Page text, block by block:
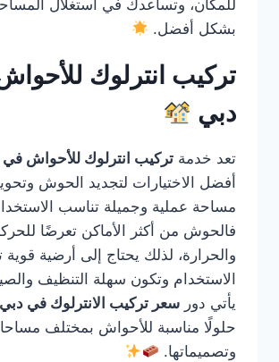
للمكان، وتساعدك في استغلال
بشكل أفضل.
تركيب انترلوك
دبي
تعد خدمة تركيب انترلوك للأحواش
أفضل الاختيارات لتجديد الحوش
مساحة عملية وجميلة تناسب
فالحوش من أكثر الأماكن تعرضًا للحركة
والحرارة، لذلك يحتاج إلى أرضية
الاستخدام وتكون سهلة التنظيف
يأتي دور سعر تركيب الانترلوك في دبي
حلولًا مناسبة للأحواش بمختلف
وتصميماتها.